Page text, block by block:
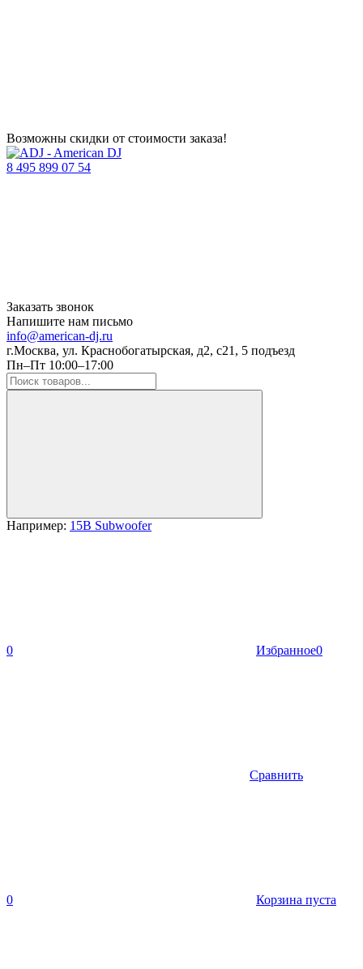
Возможны скидки от стоимости заказа!
8 495 899 07 54
Заказать звонок
Напишите нам письмо
info@american-dj.ru
г.Москва, ул. Краснобогатырская, д2, с21, 5 подъезд
Пн–Пт 10:00–17:00
Например: 15B Subwoofer
0 Избранное0
Сравнить
0 Корзина пуста